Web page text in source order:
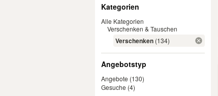
Kategorien
Alle Kategorien
Verschenken & Tauschen
Verschenken (134)
Angebotstyp
Angebote (130)
Gesuche (4)